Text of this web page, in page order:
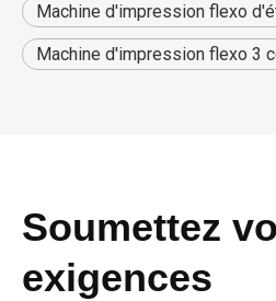
Machine d'impression flexo
Machine d'impression flexo 3
Soumettez
exigences